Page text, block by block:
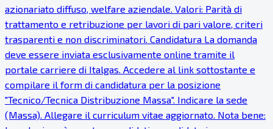
azionariato diffuso, welfare aziendale. Valori: Parità di
trattamento e retribuzione per lavori di pari valore, criteri
trasparenti e non discriminatori. Candidatura La domanda
deve essere inviata esclusivamente online tramite il
portale carriere di Italgas. Accedere al link sottostante e
compilare il form di candidatura per la posizione
"Tecnico/Tecnica Distribuzione Massa". Indicare la sede
(Massa). Allegare il curriculum vitae aggiornato. Nota bene: